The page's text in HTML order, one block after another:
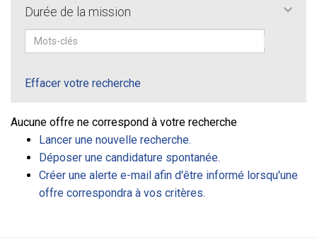
Durée de la mission
Effacer votre recherche
Aucune offre ne correspond à votre recherche
Lancer une nouvelle recherche.
Déposer une candidature spontanée.
Créer une alerte e-mail afin d'être informé lorsqu'une
offre correspondra à vos critères.